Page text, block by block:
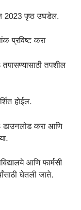
2023 पृष्ठ उघडेल.
प्रविष्ट करा
तपशील
होईल.
डाउनलोड करा आणि
आणि फार्मसी
घेतली जाते.